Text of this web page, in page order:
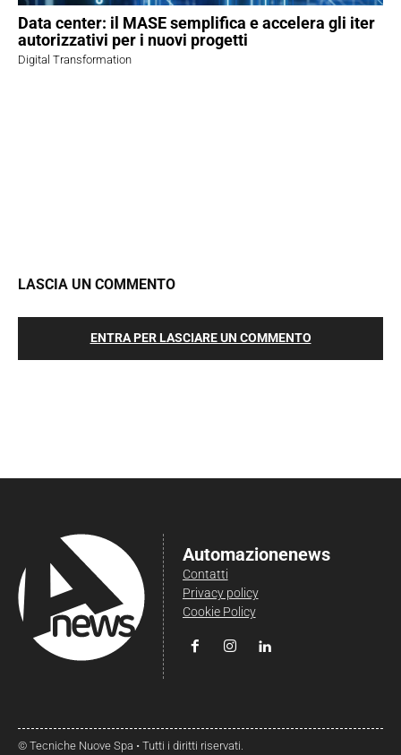
Data center: il MASE semplifica e accelera gli iter
autorizzativi per i nuovi progetti
Digital Transformation
LASCIA UN COMMENTO
ENTRA PER LASCIARE UN COMMENTO
Automazionenews
Contatti
Privacy policy
Cookie Policy
© Tecniche Nuove Spa • Tutti i diritti riservati.